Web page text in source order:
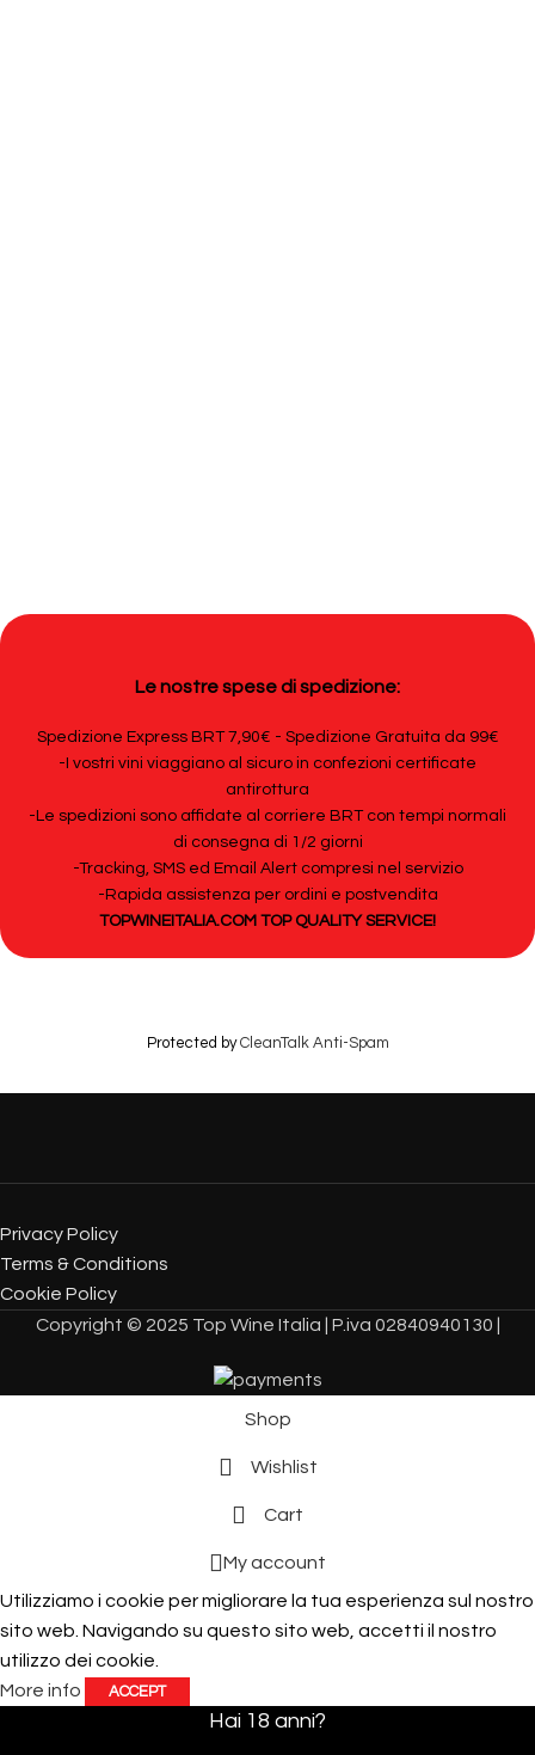
Le nostre spese di spedizione:
Spedizione Express BRT 7,90€ - Spedizione Gratuita da 99€
-I vostri vini viaggiano al sicuro in confezioni certificate
antirottura
-Le spedizioni sono affidate al corriere BRT con tempi normali
di consegna di 1/2 giorni
-Tracking, SMS ed Email Alert compresi nel servizio
-Rapida assistenza per ordini e postvendita
TOPWINEITALIA.COM TOP QUALITY SERVICE!
Protected byCleanTalk Anti-Spam
Privacy Policy
Terms & Conditions
Cookie Policy
Copyright © 2025 Top Wine Italia | P.iva 02840940130 |
Shop
Wishlist
Cart
My account
Utilizziamo i cookie per migliorare la tua esperienza sul nostro
sito web. Navigando su questo sito web, accetti il ​​nostro
utilizzo dei cookie.
More info
ACCEPT
Hai 18 anni?